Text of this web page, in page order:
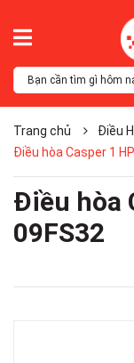
Trang chủ
Điều
Điều hòa Casper 1
Điều hòa
09FS32